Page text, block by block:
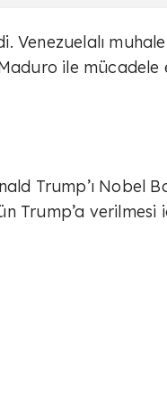
Venezuelalı
ile mücadele
Trump’ı Nobel
Trump’a verilmesi